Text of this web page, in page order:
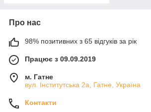
Про нас
98% позитивних з 65 відгуків за рік
Працює з 09.09.2019
м. Гатне
вул. Інститутська 2а, Гатне, Україна
Контакти